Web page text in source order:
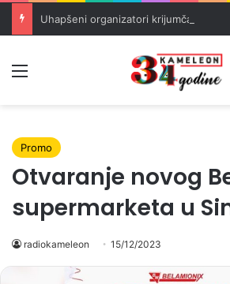
Promo
Otvaranje novog
supermarketa u
radiokameleon 15/12/2023